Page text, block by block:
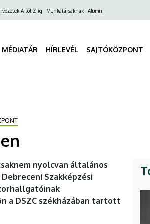
A-tól Z-ig Munkatársaknak Alumni
MÉDIATÁR HÍRLEVÉL SAJTÓKÖZPONT
nyolcvan általános
Szakképzési
a DSZC székházában tartott